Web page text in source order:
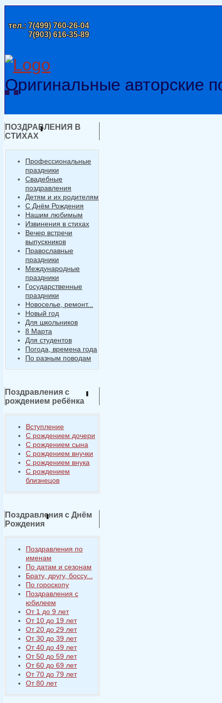
тел.:7(499) 760-26-04
7(903) 616-35-89
Оригинальные авторские
ПОЗДРАВЛЕНИЯ В
СТИХАХ
Профессиональные
праздники
Свадебные
поздравления
Детям и их родителям
С Днём Рождения
Нашим любимым
Извинения в стихах
Вечер встречи
выпускников
Православные
праздники
Международные
праздники
Государственные
праздники
Новоселье, ремонт...
Новый год
Для школьников
8 Марта
Для студентов
Погода, времена года
По разным поводам
Поздравления с
рождением ребёнка
Вступление
С рождением дочери
С рождением сына
С рождением внучки
С рождением внука
С рождением
близнецов
Поздравления с Днём
Рождения
Поздравления по
именам
По датам и сезонам
Брату, другу, боссу...
По гороскопу
Поздравления с
юбилеем
От 1 до 9 лет
От 10 до 19 лет
От 20 до 29 лет
От 30 до 39 лет
От 40 до 49 лет
От 50 до 59 лет
От 60 до 69 лет
От 70 до 79 лет
От 80 лет